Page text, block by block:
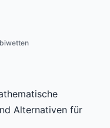
Alternativen für